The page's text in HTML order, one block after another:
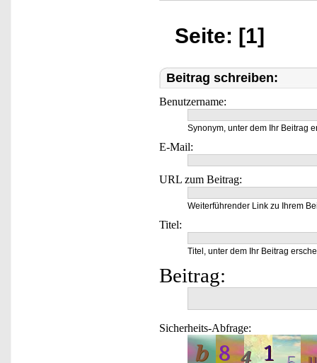
Seite: [1]
Beitrag schreiben:
Benutzername:
Synonym, unter dem Ihr Beitrag
E-Mail:
URL zum Beitrag:
Weiterführender Link zu Ihrem
Titel:
Titel, unter dem Ihr Beitrag
Beitrag:
Sicherheits-Abfrage: